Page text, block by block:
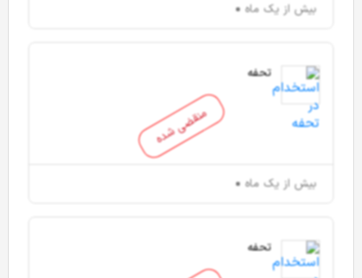
بیش از یک ماه
منقضی شده
تحفه
بیش از یک ماه
تحفه